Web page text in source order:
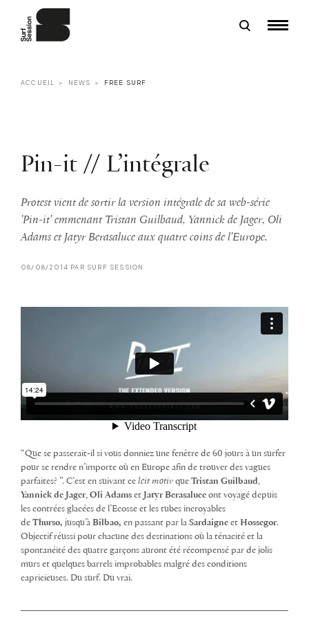
ACCUEIL NEWS FREE SURF
Pin-it // L’intégrale
Protest vient de sortir la version intégrale de sa web-série
'Pin-it' emmenant Tristan Guilbaud, Yannick de Jager, Oli
Adams et Jatyr Berasaluce aux quatre coins de l'Europe.
08/08/2014 PAR SURF SESSION
“Que se passerait-il si vous donniez une fenêtre de 60 jours à un surfer
pour se rendre n’importe où en Europe afin de trouver des vagues
parfaites? ”. C’est en suivant ce leit motiv que Tristan Guilbaud ,
Yannick de Jager, Oli Adams et Jatyr Berasaluce ont voyagé depuis
les contrées glacées de l’Ecosse et les tubes incroyables
de Thurso, jusqu’à Bilbao, en passant par la Sardaigne et Hossegor.
Objectif réussi pour chacune des destinations où la ténacité et la
spontanéité des quatre garçons auront été récompensé par de jolis
murs et quelques barrels improbables malgré des conditions
capricieuses. Du surf. Du vrai.